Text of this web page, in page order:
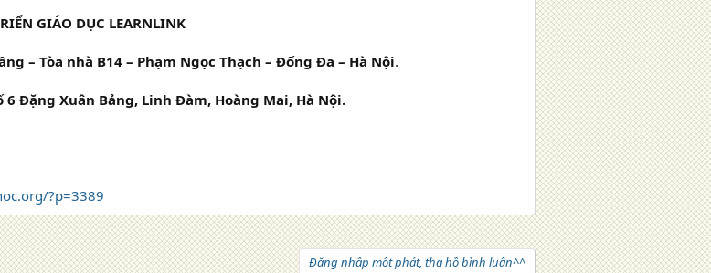
GIÁO DỤC LEARNLINK
– Tòa nhà B14 – Phạm Ngọc Thạch – Đống Đa – Hà Nội.
6 Đặng Xuân Bảng, Linh Đàm, Hoàng Mai, Hà Nội.
?p=3389
Đăng nhập một phát, tha hồ bình luận^^